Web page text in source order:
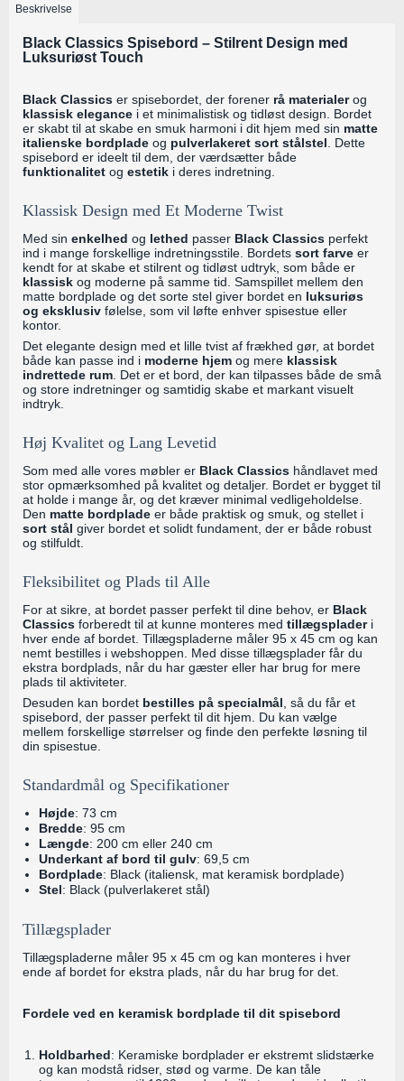
Beskrivelse
Black Classics Spisebord – Stilrent Design med
Luksuriøst Touch
Black Classics er spisebordet, der forener rå materialerog
klassisk elegance i et minimalistisk og tidløst design. Bordet
er skabt til at skabe en smuk harmoni i dit hjem med sin matte
italienske bordplade og pulverlakeret sort stålstel. Dette
spisebord er ideelt til dem, der værdsætter både
funktionalitet og estetik i deres indretning.
Klassisk Design med Et Moderne Twist
Med sin enkelhed og lethed passer Black Classics perfekt
ind i mange forskellige indretningsstile. Bordets sort farve er
kendt for at skabe et stilrent og tidløst udtryk, som både er
klassisk og moderne på samme tid. Samspillet mellem den
matte bordplade og det sorte stel giver bordet en luksuriøs
og eksklusiv følelse, som vil løfte enhver spisestue eller
kontor.
Det elegante design med et lille tvist af frækhed gør, at bordet
både kan passe ind i moderne hjem og mere klassisk
indrettede rum. Det er et bord, der kan tilpasses både de små
og store indretninger og samtidig skabe et markant visuelt
indtryk.
Høj Kvalitet og Lang Levetid
Som med alle vores møbler er Black Classics håndlavet med
stor opmærksomhed på kvalitet og detaljer. Bordet er bygget til
at holde i mange år, og det kræver minimal vedligeholdelse.
Den matte bordplade er både praktisk og smuk, og stellet i
sort stål giver bordet et solidt fundament, der er både robust
og stilfuldt.
Fleksibilitet og Plads til Alle
For at sikre, at bordet passer perfekt til dine behov, er Black
Classics forberedt til at kunne monteres med tillægspladeri
hver ende af bordet. Tillægspladerne måler 95 x 45 cm og kan
nemt bestilles i webshoppen. Med disse tillægsplader får du
ekstra bordplads, når du har gæster eller har brug for mere
plads til aktiviteter.
Desuden kan bordet bestilles på specialmål, så du får et
spisebord, der passer perfekt til dit hjem. Du kan vælge
mellem forskellige størrelser og finde den perfekte løsning til
din spisestue.
Standardmål og Specifikationer
Højde: 73 cm
Bredde: 95 cm
Længde: 200 cm eller 240 cm
Underkant af bord til gulv: 69,5 cm
Bordplade: Black (italiensk, mat keramisk bordplade)
Stel: Black (pulverlakeret stål)
Tillægsplader
Tillægspladerne måler 95 x 45 cm og kan monteres i hver
ende af bordet for ekstra plads, når du har brug for det.
Fordele ved en keramisk bordplade til dit spisebord
Holdbarhed: Keramiske bordplader er ekstremt slidstærke
og kan modstå ridser, stød og varme. De kan tåle